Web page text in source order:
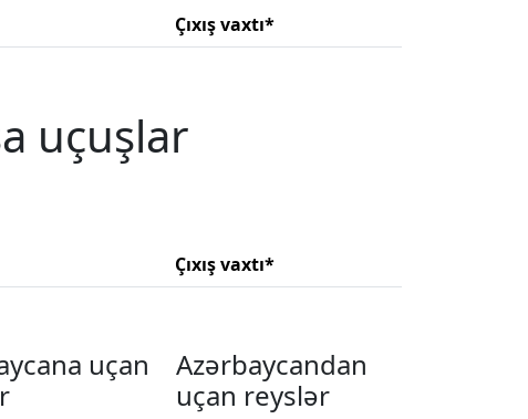
Çıxış vaxtı*
uçuşlar
Çıxış vaxtı*
uçan
Azərbaycandan
uçan reyslər